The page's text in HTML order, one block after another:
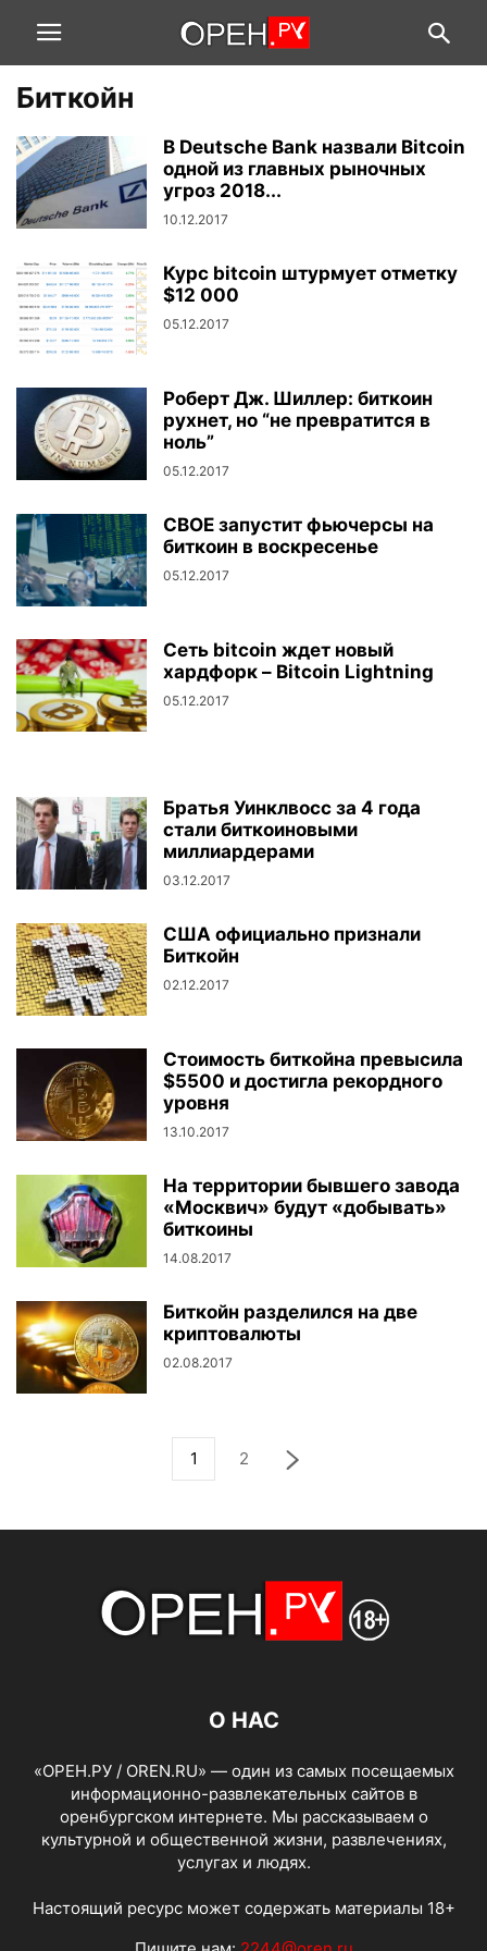
Биткойн
В Deutsche Bank назвали Bitcoin
одной из главных рыночных
угроз 2018...
10.12.2017
Курс bitcoin штурмует отметку
$12 000
05.12.2017
Роберт Дж. Шиллер: биткоин
рухнет, но “не превратится в
ноль”
05.12.2017
CBOE запустит фьючерсы на
биткоин в воскресенье
05.12.2017
Сеть bitcoin ждет новый
хардфорк – Bitcoin Lightning
05.12.2017
Братья Уинклвосс за 4 года
стали биткоиновыми
миллиардерами
03.12.2017
США официально признали
Биткойн
02.12.2017
Стоимость биткойна превысила
$5500 и достигла рекордного
уровня
13.10.2017
На территории бывшего завода
«Москвич» будут «добывать»
биткоины
14.08.2017
Биткойн разделился на две
криптовалюты
02.08.2017
1 2
О НАС
«ОРЕН.РУ / OREN.RU» — один из самых посещаемых
информационно-развлекательных сайтов в
оренбургском интернете. Мы рассказываем о
культурной и общественной жизни, развлечениях,
услугах и людях.
Настоящий ресурс может содержать материалы 18+